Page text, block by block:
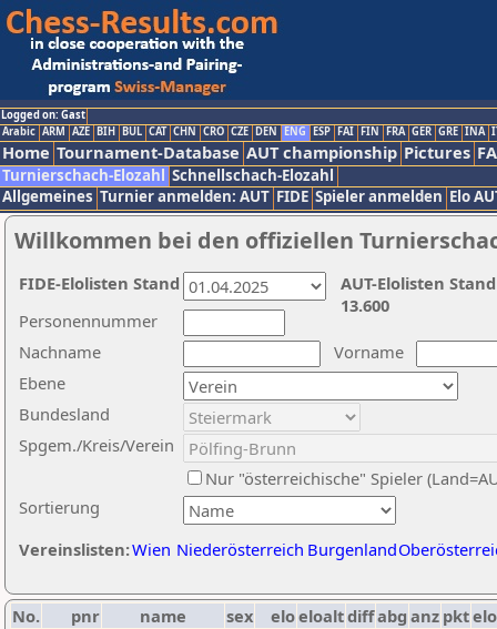
Logged on: Gast
Arabic ARM AZE BIH BUL CAT CHN CRO CZE DEN ENG ESP FAI FIN FRA GER GRE INA
Home Tournament-Database AUT championship Pictures
Turnierschach-Elozahl Schnellschach-Elozahl
Allgemeines Turnier anmelden: AUT FIDE Spieler anmelden Elo
Willkommen bei den offiziellen
Nachname
Vorname
Ebene
Sortierung
Personennummer
Bundesland
Spgem./Kreis/Verein
Nur "österreichische" Spieler
Vereinslisten:Wien Niederösterreich Burgenland
AUT-Elolisten
13.600
FIDE-Elolisten Stand
No. pnr name sex eloeloaltdiffabg anz pkt